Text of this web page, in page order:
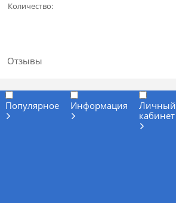
Количество:
Отзывы
Популярное Информация
Личный
кабинет